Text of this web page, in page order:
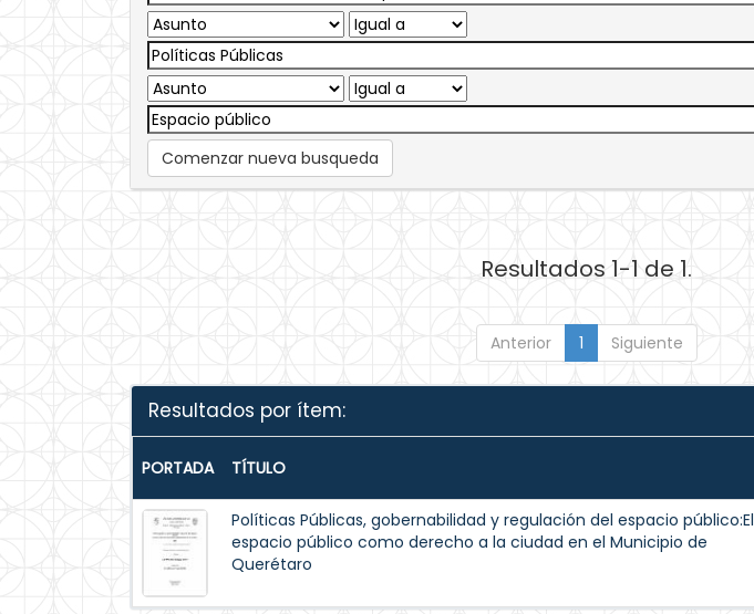
Comenzar nueva busqueda
Resultados 1-1 de 1.
Anterior 1 Siguiente
Resultados por ítem:
PORTADA TÍTULO
Políticas Públicas, gobernabilidad y regulación del espacio público:El
espacio público como derecho a la ciudad en el Municipio de
Querétaro